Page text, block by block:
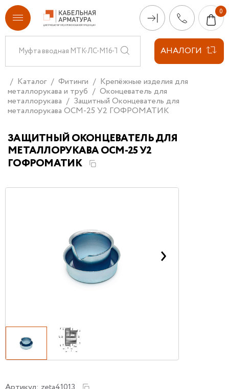
АНАЛОГИ
Каталог Фитинги
Крепёжные изделия для
металлорукава и труб
Оконцеватель для
металлорукава
Защитный Оконцеватель для
металлорукава ОСМ-25 У2 ГОФРОМАТИК
ЗАЩИТНЫЙ ОКОНЦЕВАТЕЛЬ ДЛЯ
МЕТАЛЛОРУКАВА ОСМ-25 У2
ГОФРОМАТИК